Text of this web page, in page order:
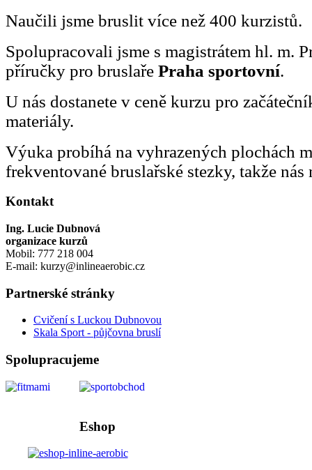
Naučili jsme bruslit více než 400 kurzistů.
Spolupracovali jsme s magistrátem hl. m.
příručky pro bruslaře Praha sportovní.
U nás dostanete v ceně kurzu pro
materiály.
Výuka probíhá na vyhrazených plochách
frekventované bruslařské stezky, takže
Kontakt
Ing. Lucie Dubnová
organizace kurzů
Mobil: 777 218 004
E-mail: kurzy@inlineaerobic.cz
Partnerské stránky
Cvičení s Luckou Dubnovou
Skala Sport - půjčovna bruslí
Spolupracujeme
Eshop